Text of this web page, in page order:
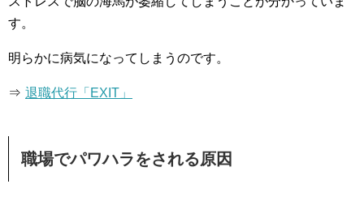
す。
明らかに病気になってしまうのです。
⇒ 退職代行「EXIT」
職場でパワハラをされる原因